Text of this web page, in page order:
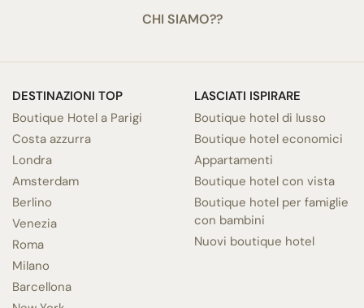
CHI SIAMO??
DESTINAZIONI TOP
Boutique Hotel a Parigi
Costa azzurra
Londra
Amsterdam
Berlino
Venezia
Roma
Milano
Barcellona
LASCIATI ISPIRARE
Boutique hotel di lusso
Boutique hotel economici
Appartamenti
Boutique hotel con vista
Boutique hotel per famiglie
con bambini
Nuovi boutique hotel